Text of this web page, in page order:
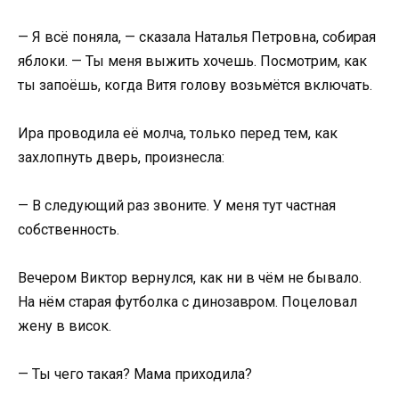
— Я всё поняла, — сказала Наталья Петровна, собирая
яблоки. — Ты меня выжить хочешь. Посмотрим, как
ты запоёшь, когда Витя голову возьмётся включать.
Ира проводила её молча, только перед тем, как
захлопнуть дверь, произнесла:
— В следующий раз звоните. У меня тут частная
собственность.
Вечером Виктор вернулся, как ни в чём не бывало.
На нём старая футболка с динозавром. Поцеловал
жену в висок.
— Ты чего такая? Мама приходила?